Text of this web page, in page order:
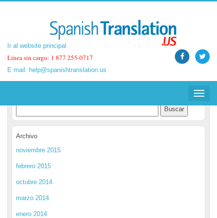
Ir al website principal
Linea sin cargo: 1 877 255-0717
E mail: help@spanishtranslation.us
Toggle
Ir al website principal
Linea sin cargo: 1 877 255-0717
E mail: help@spanishtranslation.us
Toggle
Spanish Translation Blog
Archivo
noviembre 2015
febrero 2015
octubre 2014
marzo 2014
enero 2014